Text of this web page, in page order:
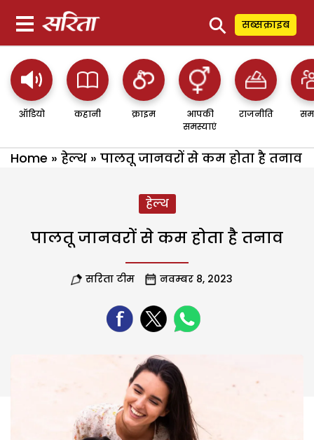
⚲ सब्सक्राइब
ऑडियो कहानी क्राइम
आपकी
समस्याएं
राजनीति
Home » हेल्थ » पालतू जानवरों से कम होता है तनाव
हेल्थ
पालतू जानवरों से कम होता है तनाव
सरिता टीम नवम्बर 8, 2023